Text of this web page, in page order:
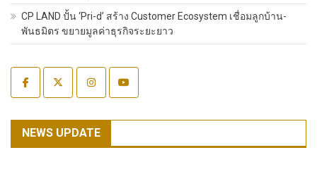
CP LAND ปั้น ‘Pri-d’ สร้าง Customer Ecosystem เชื่อมลูกบ้าน-
พันธมิตร ขยายมูลค่าธุรกิจระยะยาว
NEWS UPDATE